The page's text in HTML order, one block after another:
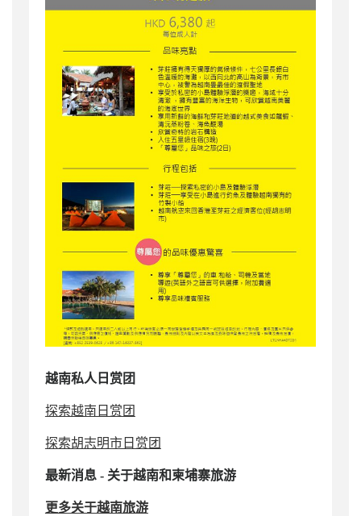
越南私人日赏团
探索越南日赏团
探索胡志明市日赏团
最新消息- 关于越南和柬埔寨旅游
更多关于越南旅游